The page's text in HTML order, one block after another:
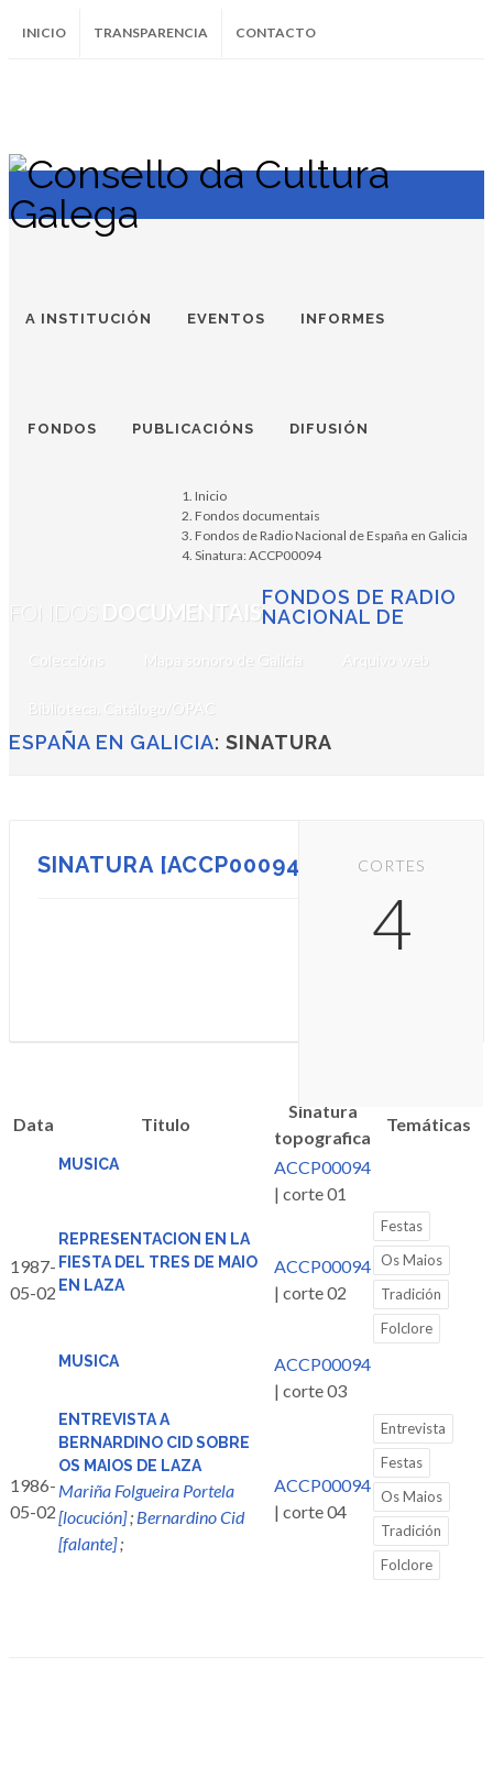
INICIO TRANSPARENCIA CONTACTO
InstagramFacebookTwitter Soundcloud
Youtube
A INSTITUCIÓN EVENTOS INFORMES
FONDOS PUBLICACIÓNS DIFUSIÓN
FONDOS DOCUMENTAIS
Coleccións Mapa sonoro de Galicia Arquivo web
Biblioteca. Catálogo/OPAC
FONDOS DE RADIO
NACIONAL DE
ESPAÑA EN GALICIA: SINATURA
Inicio
Fondos documentais
Fondos de Radio Nacional de España en Galicia
Sinatura: ACCP00094
SINATURA [ACCP00094] CORTES
4
Data Titulo
Sinatura
topografica
Temáticas
MUSICA
ACCP00094
| corte 01
1987-
05-02
REPRESENTACION EN LA
FIESTA DEL TRES DE MAIO
EN LAZA
ACCP00094
| corte 02
Festas
Os Maios
Tradición
Folclore
MUSICA
ACCP00094
| corte 03
1986-
05-02
ENTREVISTA A
BERNARDINO CID SOBRE
OS MAIOS DE LAZA
Mariña Folgueira Portela
[locución]; Bernardino Cid
[falante];
ACCP00094
| corte 04
Entrevista
Festas
Os Maios
Tradición
Folclore